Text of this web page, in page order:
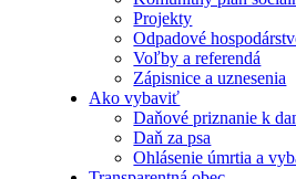
Projekty
Odpadové
Voľby a referendá
Zápisnice a uznesenia
Ako vybaviť
Daňové priznanie k
Daň za psa
Ohlásenie úmrtia a